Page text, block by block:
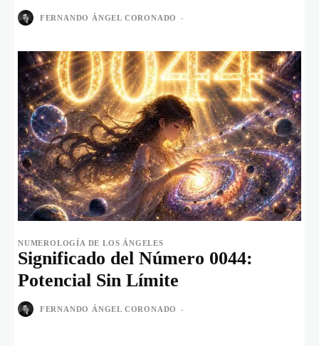
FERNANDO ÁNGEL CORONADO -
NUMEROLOGÍA DE LOS ÁNGELES
Significado del Número 0044:
Potencial Sin Límite
FERNANDO ÁNGEL CORONADO -